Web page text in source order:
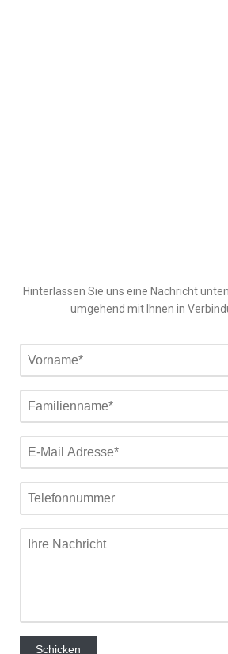
Hinterlassen Sie uns eine Nachricht
umgehend mit Ihnen in